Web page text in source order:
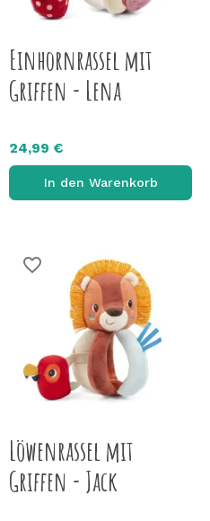
Einhornrassel mit
Griffen - Lena
24,99 €
In den Warenkorb
favorite_border
Löwenrassel mit
Griffen - Jack